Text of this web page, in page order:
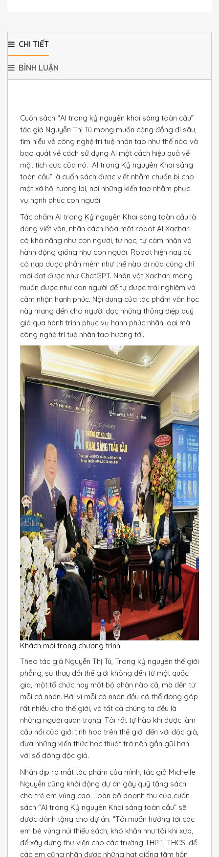
CHI TIẾT
BÌNH LUẬN
Cuốn sách “Al trong kỷ nguyên khai sáng toàn cầu”
tác giả Nguyễn Thị Tú mong muốn cộng đồng đi sâu,
tìm hiểu về công nghệ trí tuệ nhân tạo như thế nào và
bao quát về cách sử dụng Al một cách hiệu quả về
mặt tích cực của nó. Al trong Kỷ nguyên Khai sáng
toàn cầu” là cuốn sách được viết nhằm chuẩn bị cho
một xã hội tương lai, nơi những kiến tạo nhằm phục
vụ hạnh phúc con người.
Tác phẩm Al trong Kỷ nguyên Khai sáng toàn cầu là
dạng viết văn, nhân cách hóa một robot Al Xachari
có khả năng như con người, tự học, tự cảm nhận và
hành động giống như con người. Robot hiện nay dù
có nạp được phần mềm như thế nào đi nữa cũng chỉ
mới đạt được như ChatGPT. Nhân vật Xachari mong
muốn được như con người để tự được trải nghiệm và
cảm nhận hạnh phúc. Nội dung của tác phẩm văn học
này mang đến cho người đọc những thông điệp quý
giá qua hành trình phục vụ hạnh phúc nhân loại mà
công nghệ trí tuệ nhân tạo hướng tới.
Khách mời trong chương trình
Theo tác giả Nguyễn Thị Tú, Trong kỷ nguyên thế giới
phẳng, sự thay đổi thế giới không đến từ một quốc
gia, một tổ chức hay một bộ phận nào cả, mà đến từ
mỗi cá nhân. Bởi vì mỗi cá nhân đều có thể đóng góp
rất nhiều cho thế giới, và tất cả chúng ta đều là
những người quan trọng. Tôi rất tự hào khi được làm
cầu nối của giới tinh hoa trên thế giới đến với độc giả,
đưa những kiến thức học thuật trở nên gần gũi hơn
với số đông độc giả.
Nhân dịp ra mắt tác phẩm của mình, tác giả Michelle
Nguyễn cũng khởi động dự án gây quỹ tặng sách
cho trẻ em vùng cao. Toàn bộ doanh thu của cuốn
sách “AI trong Kỷ nguyên Khai sáng toàn cầu” sẽ
được dành tặng cho dự án. “Tôi muốn hướng tới các
em bé vùng núi thiếu sách, khó khăn như tôi khi xưa,
để xây dựng thư viện cho các trường THPT, THCS, để
các em cũng nhận được những hạt giống tâm hồn